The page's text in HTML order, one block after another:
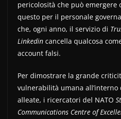
pericolosità che può emergere
questo per il personale
che, ogni anno, il servizio di
Linkedin cancella qualcosa
account falsi.
Per dimostrare la grande
vulnerabilità umana
alleate, i ricercatori del NATO
Communications Centre of